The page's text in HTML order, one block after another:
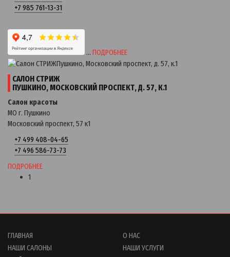
+7 985 761-13-31
… ПОДРОБНЕЕ
САЛОН СТРИЖ
ПУШКИНО, МОСКОВСКИЙ ПРОСПЕКТ, Д. 57, К.1
Салон красоты
МО г. Пушкино
Московский проспект, 57 к1
+7 499 408-04-65
+7 496 586-73-73
ПОДРОБНЕЕ
1
ГЛАВНАЯ
НАШИ САЛОНЫ
О НАС
НАШИ УСЛУГИ